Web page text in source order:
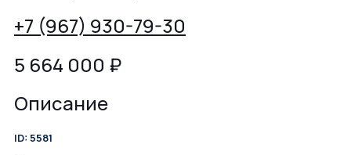
+7 (967) 930-79-30
5 664 000 ₽
Описание
ID: 5581